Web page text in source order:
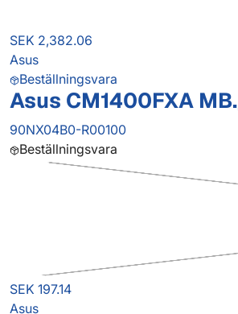
SEK 2,382.06
Asus
Beställningsvara
Asus CM1400FXA
90NX04B0-R00100
Beställningsvara
SEK 197.14
Asus